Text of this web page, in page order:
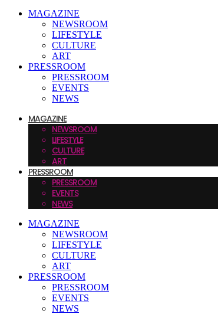
MAGAZINE
NEWSROOM
LIFESTYLE
CULTURE
ART
PRESSROOM
PRESSROOM
EVENTS
NEWS
MAGAZINE
NEWSROOM
LIFESTYLE
CULTURE
ART
PRESSROOM
PRESSROOM
EVENTS
NEWS
MAGAZINE
NEWSROOM
LIFESTYLE
CULTURE
ART
PRESSROOM
PRESSROOM
EVENTS
NEWS